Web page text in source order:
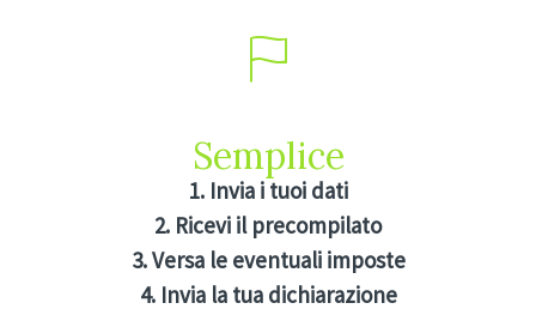
Semplice
1. Invia i tuoi dati
2. Ricevi il precompilato
3. Versa le eventuali imposte
4. Invia la tua dichiarazione